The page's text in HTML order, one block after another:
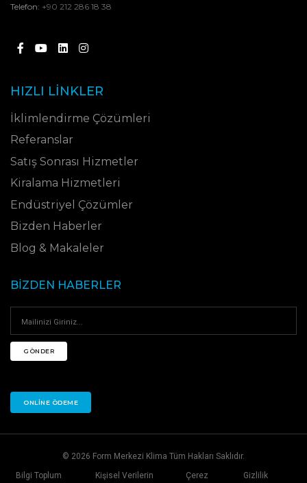
Telefon: +90 212 286 18 38
HIZLI LINKLER
İklimlendirme Çözümleri
Referanslar
Satış Sonrası Hizmetler
Kiralama Hizmetleri
Endüstriyel Çözümler
Bizden Haberler
Blog & Makaleler
BIZDEN HABERLER
GÖNDER
ONLINE ÖDEME
© 2026 Form Merkezi Klima Tüm Hakları Saklıdır.
Bilgi Toplum
Kişisel Verilerin Çerez Gizlilik